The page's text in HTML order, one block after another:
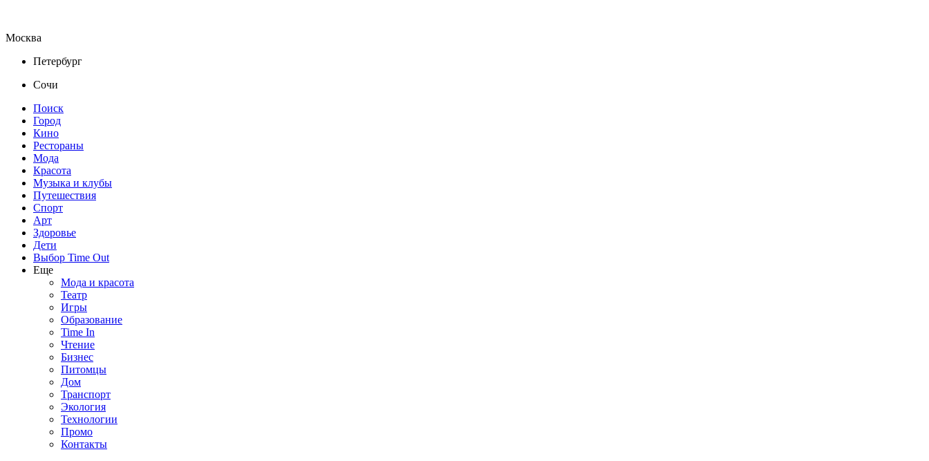
Москва
Петербург
Сочи
Поиск
Город
Кино
Рестораны
Мода
Красота
Музыка и клубы
Путешествия
Спорт
Арт
Здоровье
Дети
Выбор Time Out
Еще
Мода и красота
Театр
Игры
Образование
Time In
Чтение
Бизнес
Питомцы
Дом
Транспорт
Экология
Технологии
Промо
Контакты